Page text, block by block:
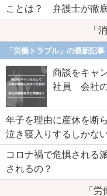
ことは？ 弁護士が徹
「
「労働トラブル」の最新記事
商談をキャ
社員 会社の
年子を理由に産休を断
泣き寝入りするしかな
コロナ禍で危惧される
されるの？
「